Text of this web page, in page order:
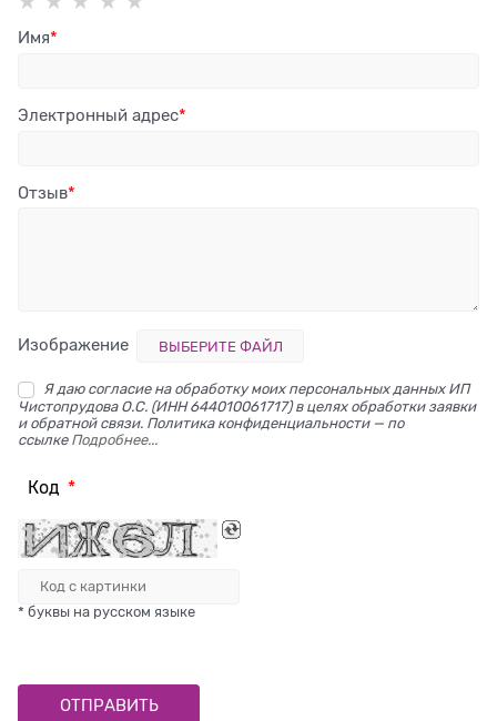
Имя
Электронный адрес
Отзыв
Изображение ВЫБЕРИТЕ ФАЙЛ
Я даю согласие на обработку моих персональных данных ИП
Чистопрудова О.С. (ИНН 644010061717) в целях обработки заявки
и обратной связи. Политика конфиденциальности — по
ссылке Подробнее...
Код
* буквы на русском языке